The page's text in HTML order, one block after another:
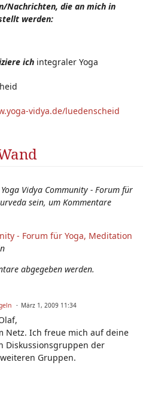
Nachrichten, die an mich in
werden:
ich integraler Yoga
vidya.de/luedenscheid
Vidya Community - Forum für
sein, um Kommentare
- Forum für Yoga, Meditation
abgegeben werden.
März 1, 2009 11:34
Netz. Ich freue mich auf deine
Diskussionsgruppen der
Gruppen.